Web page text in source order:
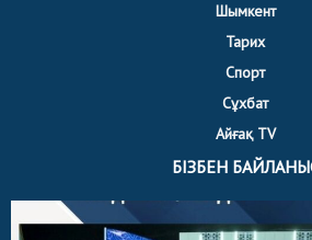
Шымкент
Тарих
Спорт
Сұхбат
Айғақ TV
БІЗБЕН